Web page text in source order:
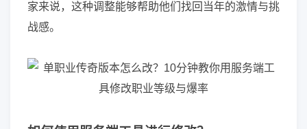
家来说，这种调整能够帮助他们找回当年的激情与挑
战感。